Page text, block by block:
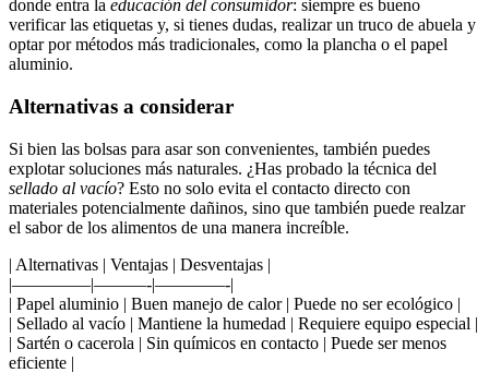
donde entra la educación ⁤del consumidor: siempre‍ es ⁢bueno
verificar ⁤las etiquetas y, si tienes dudas, realizar⁢ un ⁢truco ‍de⁣ abuela y
optar por métodos más tradicionales,​ como la plancha o el papel
⁢aluminio.
Alternativas a considerar
Si bien las bolsas⁤ para asar son convenientes,⁢ también ‍puedes
explotar soluciones más naturales. ¿Has ⁣probado la técnica del
sellado al vacío? Esto no solo evita el contacto ‍directo ‌con
materiales potencialmente dañinos, ⁢sino que también puede ‍realzar
el sabor ​de los⁤ alimentos de una manera‌ increíble.⁢
| Alternativas⁣ | ⁢Ventajas | Desventajas |
|————–|———-|————-|
| Papel aluminio | Buen manejo ⁣de⁣ calor | Puede no ser ecológico |
| Sellado⁣ al vacío | Mantiene la humedad ‌|​ Requiere‍ equipo especial |
| Sartén⁣ o cacerola |​ Sin químicos ⁤en contacto | Puede ​ser menos ​
eficiente |